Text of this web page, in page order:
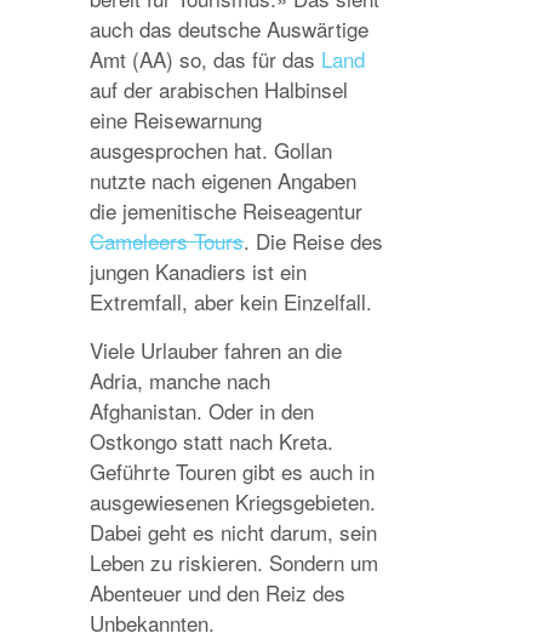
auch das deutsche Auswärtige
Amt (AA) so, das für das Land
auf der arabischen Halbinsel
eine Reisewarnung
ausgesprochen hat. Gollan
nutzte nach eigenen Angaben
die jemenitische Reiseagentur
Cameleers Tours. Die Reise des
jungen Kanadiers ist ein
Extremfall, aber kein Einzelfall.
Viele Urlauber fahren an die
Adria, manche nach
Afghanistan. Oder in den
Ostkongo statt nach Kreta.
Geführte Touren gibt es auch in
ausgewiesenen Kriegsgebieten.
Dabei geht es nicht darum, sein
Leben zu riskieren. Sondern um
Abenteuer und den Reiz des
Unbekannten.